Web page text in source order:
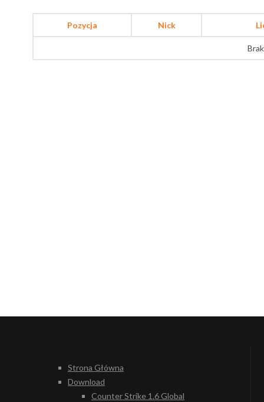
Pozycja Nick
Strona Główna
Download
Counter Strike 1.6 Global